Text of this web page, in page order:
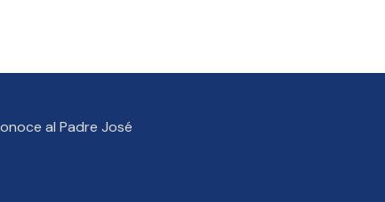
al Padre José